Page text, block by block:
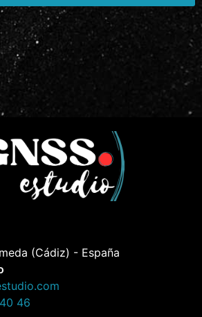
(Cádiz) - España
46